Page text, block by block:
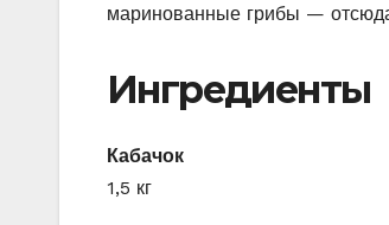
маринованные грибы —
Ингредиенты
Кабачок
1,5 кг